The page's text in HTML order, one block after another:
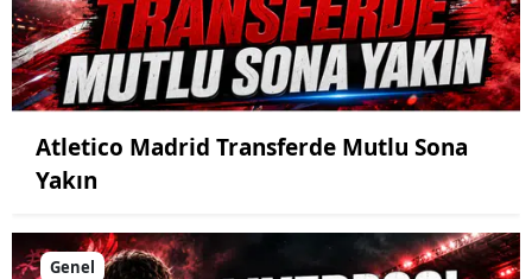
Atletico Madrid Transferde Mutlu Sona
Yakın
Genel